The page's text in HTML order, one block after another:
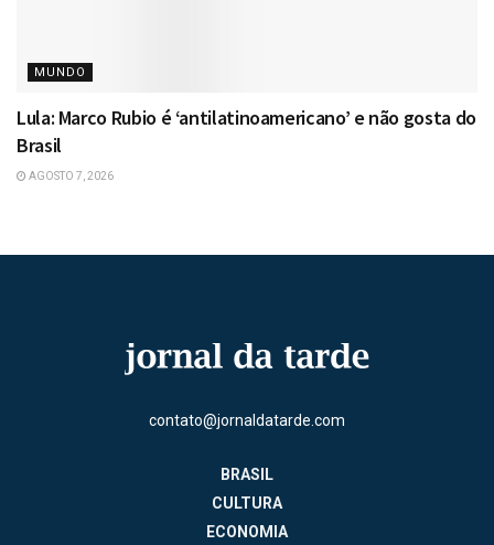
MUNDO
Lula: Marco Rubio é ‘antilatinoamericano’ e não gosta do
Brasil
AGOSTO 7, 2026
contato@jornaldatarde.com
BRASIL
CULTURA
ECONOMIA